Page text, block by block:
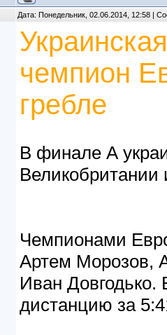
Дата: Понедельник, 02.06.2014, 12:58 |
чемпион
гребле
В финале А
Великобритании
Чемпионами
Артем Морозов,
Иван
дистанцию за